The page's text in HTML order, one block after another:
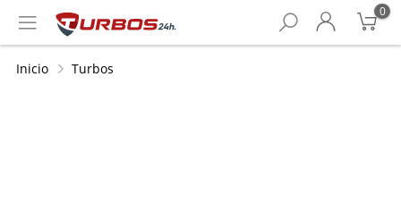
0
Inicio Turbos